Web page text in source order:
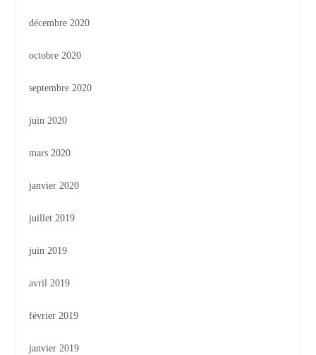
décembre 2020
octobre 2020
septembre 2020
juin 2020
mars 2020
janvier 2020
juillet 2019
juin 2019
avril 2019
février 2019
janvier 2019